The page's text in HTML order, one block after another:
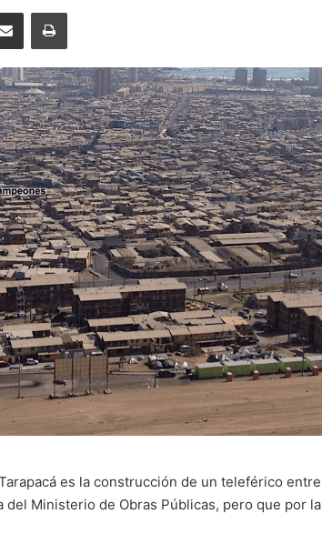
Enviar vía email Imprimir
es la construcción de un teleférico entre
Ministerio de Obras Públicas, pero que por la